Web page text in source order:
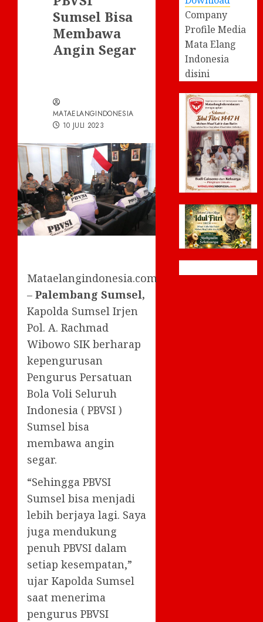
Sumsel Bisa
Membawa
Angin Segar
MATAELANGINDONESIA
10 JULI 2023
Mataelangindonesia.com
– Palembang Sumsel,
Kapolda Sumsel Irjen
Pol. A. Rachmad
Wibowo SIK berharap
kepengurusan
Pengurus Persatuan
Bola Voli Seluruh
Indonesia ( PBVSI )
Sumsel bisa
membawa angin
segar.
“Sehingga PBVSI
Sumsel bisa menjadi
lebih berjaya lagi. Saya
juga mendukung
penuh PBVSI dalam
setiap kesempatan,”
ujar Kapolda Sumsel
saat menerima
pengurus PBVSI
Company
Profile Media
Mata Elang
Indonesia
disini